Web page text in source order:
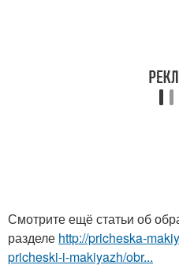
Смотрите ещё статьи об
разделе http://pricheska-
pricheski-i-makiyazh/obr...